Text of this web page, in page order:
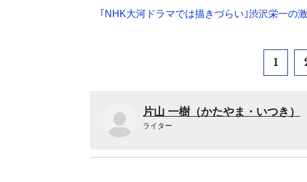
｢NHK大河ドラマでは描きづらい｣渋沢栄一の
1
片山 一樹（かたやま・いつき）
ライター